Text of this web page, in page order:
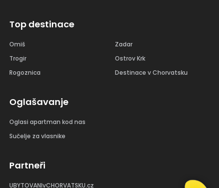
Top destinace
Omiš
Trogir
Rogoznica
Zadar
Ostrov Krk
Destinace v Chorvatsku
Oglašavanje
Oglasi apartman kod nas
Sučelje za vlasnike
Partneři
UBYTOVANIvCHORVATSKU.cz